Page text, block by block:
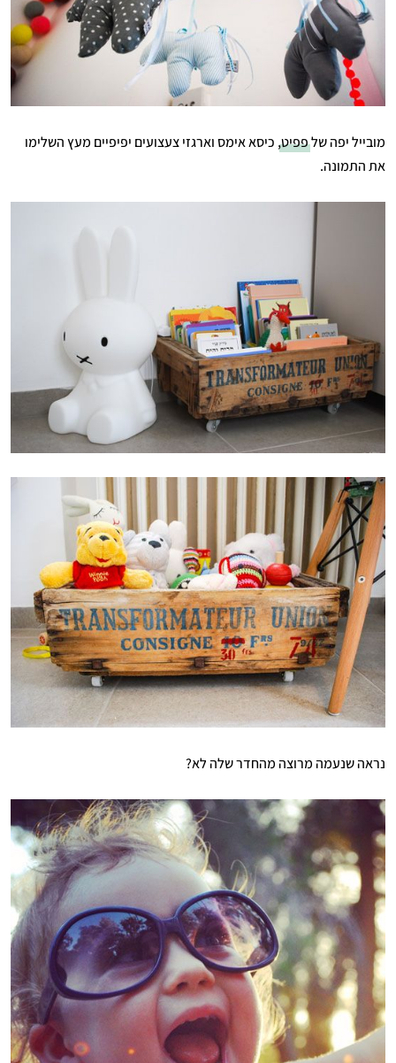
מובייל יפה שלפפיט, כיסא אימס וארגזי צעצועים יפיפיים מעץ השלימו
את התמונה.
נראה שנעמה מרוצה מהחדר שלה לא?